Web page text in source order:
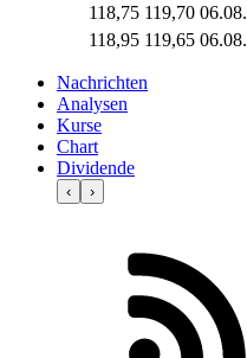
118,75 119,70 06.08.
118,95 119,65 06.08.
Nachrichten
Analysen
Kurse
Chart
Dividende
‹ ›